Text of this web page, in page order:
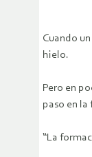
Cuando
hielo.
Pero en
paso en la
“La